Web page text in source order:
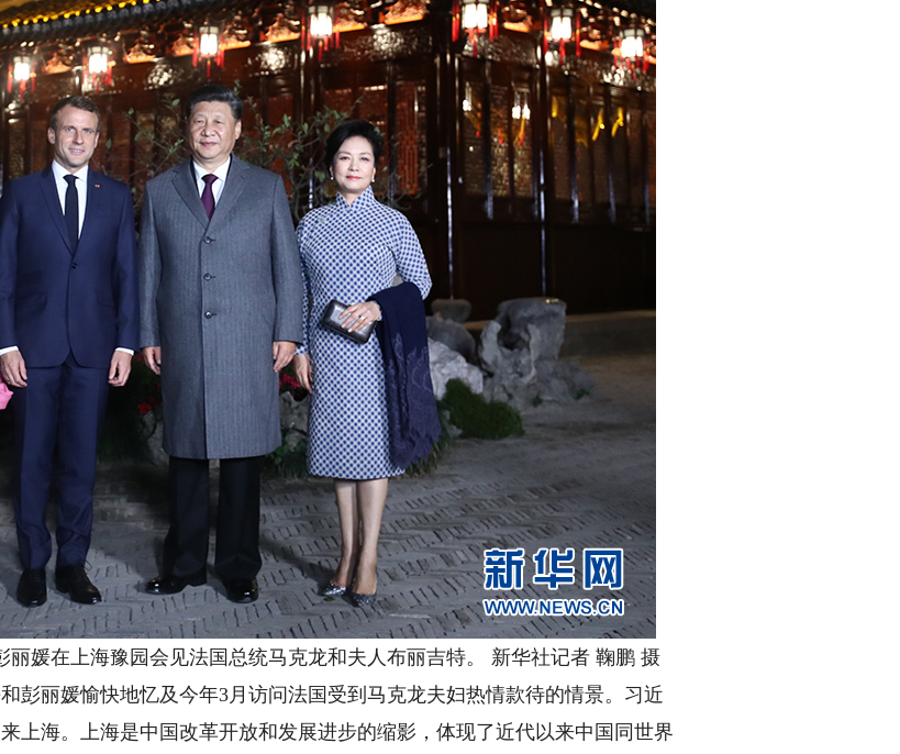
媛在上海豫园会见法国总统马克龙和夫人布丽吉特。 新华社记者 鞠鹏 摄
丽媛愉快地忆及今年3月访问法国受到马克龙夫妇热情款待的情景。习近
上海。上海是中国改革开放和发展进步的缩影，体现了近代以来中国同世界